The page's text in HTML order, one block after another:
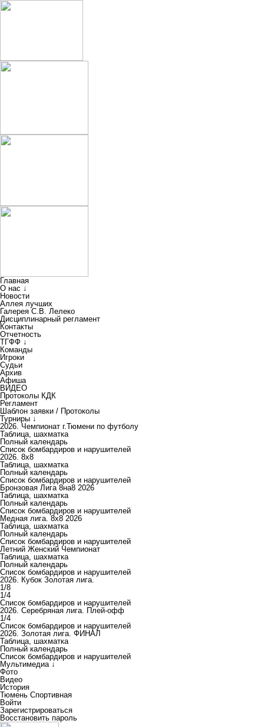
Главная
О нас ↓
Новости
Аллея лучших
Галерея С.В. Лелеко
Дисциплинарный регламент
Контакты
Отчетность
ТГФФ ↓
Команды
Игроки
Судьи
Архив
Афиша
ВИДЕО
Протоколы КДК
Регламент
Шаблон заявки / Протоколы
Турниры ↓
2026. Чемпионат г.Тюмени по футболу
Таблица, шахматка
Полный календарь
Список бомбардиров и нарушителей
2026. 8х8
Таблица, шахматка
Полный календарь
Список бомбардиров и нарушителей
Бронзовая Лига 8на8 2026
Таблица, шахматка
Полный календарь
Список бомбардиров и нарушителей
Медная лига. 8x8 2026
Таблица, шахматка
Полный календарь
Список бомбардиров и нарушителей
Летний Женский Чемпионат
Таблица, шахматка
Полный календарь
Список бомбардиров и нарушителей
2026. Кубок Золотая лига.
1/8
1/4
Список бомбардиров и нарушителей
2026. Серебряная лига. Плей-офф
1/4
Список бомбардиров и нарушителей
2026. Золотая лига. ФИНАЛ
Таблица, шахматка
Полный календарь
Список бомбардиров и нарушителей
Мультимедиа ↓
Фото
Видео
История
Тюмень Спортивная
Войти
Зарегистрироваться
Восстановить пароль